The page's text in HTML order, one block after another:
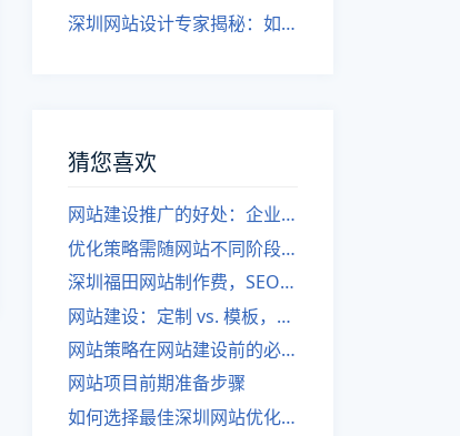
深圳网站设计专家揭秘：如何实现自适应网页设计
猜您喜欢
网站建设推广的好处：企业得到更多曝光和销售机会。
优化策略需随网站不同阶段而变化
深圳福田网站制作费，SEO三种策略对比
网站建设：定制 vs. 模板，如何选择？
网站策略在网站建设前的必要性
网站项目前期准备步骤
如何选择最佳深圳网站优化公司？